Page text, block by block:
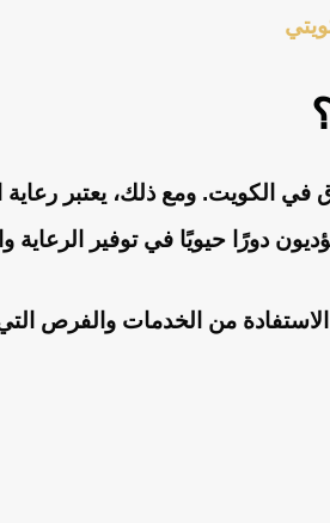
في الكويت. ومع ذلك، يعتبر
دورًا حيويًا في توفير
من الخدمات والفرص